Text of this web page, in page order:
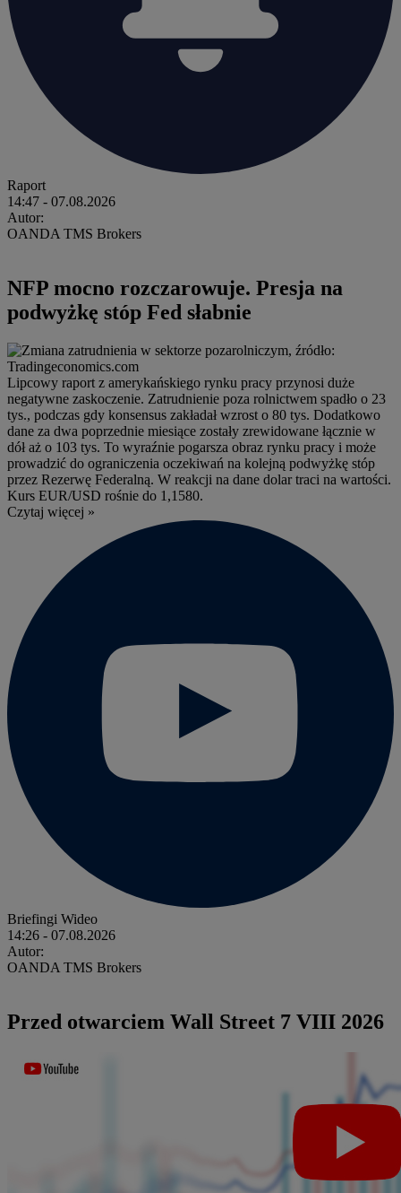
Raport
14:47 - 07.08.2026
Autor:
OANDA TMS Brokers
NFP mocno rozczarowuje. Presja na
podwyżkę stóp Fed słabnie
Lipcowy raport z amerykańskiego rynku pracy przynosi duże
negatywne zaskoczenie. Zatrudnienie poza rolnictwem spadło o 23
tys., podczas gdy konsensus zakładał wzrost o 80 tys. Dodatkowo
dane za dwa poprzednie miesiące zostały zrewidowane łącznie w
dół aż o 103 tys. To wyraźnie pogarsza obraz rynku pracy i może
prowadzić do ograniczenia oczekiwań na kolejną podwyżkę stóp
przez Rezerwę Federalną. W reakcji na dane dolar traci na wartości.
Kurs EUR/USD rośnie do 1,1580.
Czytaj więcej »
Briefingi Wideo
14:26 - 07.08.2026
Autor:
OANDA TMS Brokers
Przed otwarciem Wall Street 7 VIII 2026